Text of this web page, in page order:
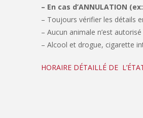
– En cas d’ANNULATION
– Toujours vérifier les détails
– Aucun animale n’est
– Alcool et drogue, cigarette
HORAIRE DÉTAILLÉ DE